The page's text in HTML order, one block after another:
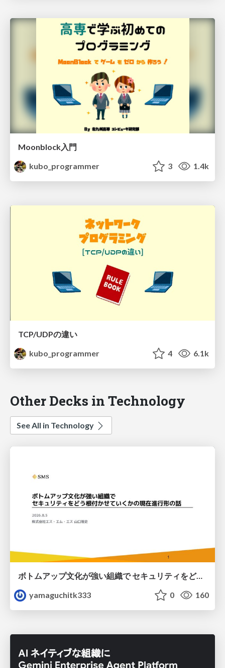
Moonblock入門
kubo_programmer
3 1.4k
TCP/UDPの違い
kubo_programmer
4 6.1k
Other Decks in Technology
See All in Technology
ボトムアップ文化が強い組織で セキュリティをどう根付かせていくかの現在進行形の話 / Making Security Stick in a Bottom-Up Organization
yamaguchitk333
0 160